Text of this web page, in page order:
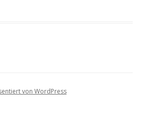
von WordPress